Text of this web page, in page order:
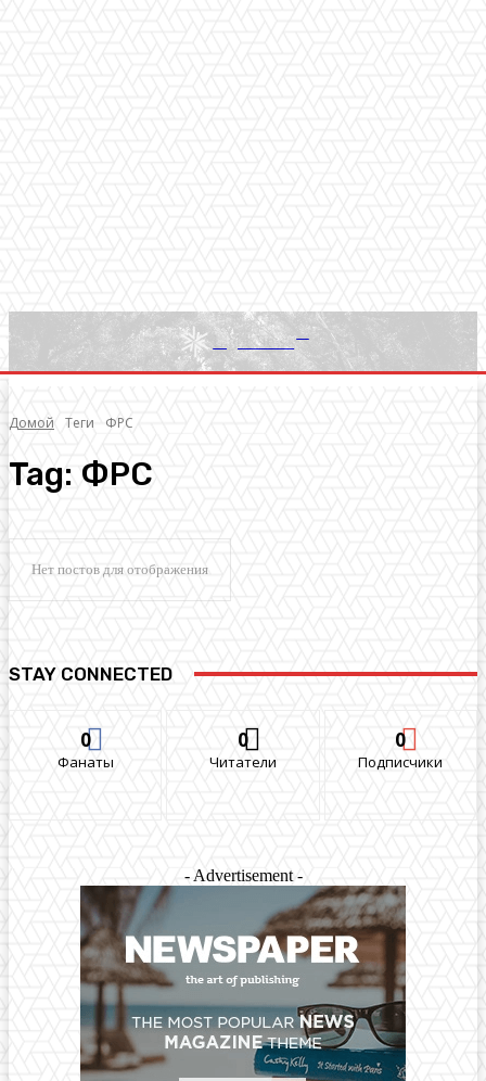
Light News
Домой Теги ФРС
Tag: ФРС
Нет постов для отображения
STAY CONNECTED
0
Фанаты
0
Читатели
0
Подписчики
- Advertisement -